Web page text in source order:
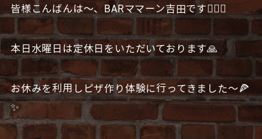
皆様こんばんは〜、BARママーン吉田です🧔🏻‍♂️
本日水曜日は定休日をいただいております🙏
お休みを利用しピザ作り体験に行ってきました〜🍕
✨